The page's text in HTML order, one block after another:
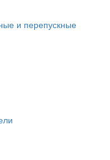
и перепускные